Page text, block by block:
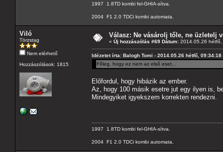
1997 1.8TD kombi fel-GHIA-sítva.
2004 F1 2.0 TDCi kombi automata.
Viló
Törzstag
Nem elérhető
Hozzászólások: 1815
Válasz: Ne vásárolj tőle, ne üzletelj
« Új hozzászólás #69 Dátum: 2014.05.26
Idézetet írta: Balogh Tomi - 2014.05.26 hétfő, 09:34:18
Főleg, hogy ez nem az első eset...
Előfordul, hogy hibázik az ember.
Az, hogy 100 másik esetre jut egy ilyen is,
Mindegyiket igyekszem korrekten rendezni.
1997 1.8TD kombi fel-GHIA-sítva.
2004 F1 2.0 TDCi kombi automata.